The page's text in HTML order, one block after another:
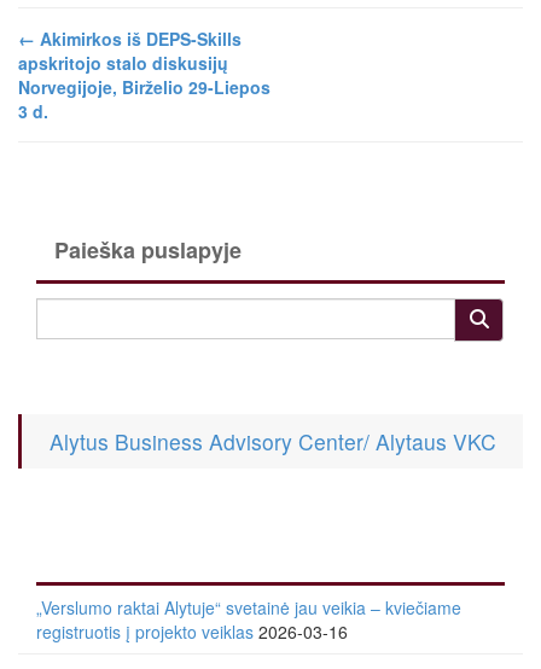
← Akimirkos iš DEPS-Skills
apskritojo stalo diskusijų
Norvegijoje, Birželio 29-Liepos
3 d.
Paieška puslapyje
Alytus Business Advisory Center/ Alytaus VKC
„Verslumo raktai Alytuje“ svetainė jau veikia – kviečiame
registruotis į projekto veiklas 2026-03-16